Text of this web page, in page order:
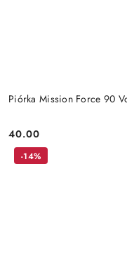
Piórka Mission Force 90
Cena:
40.00
-14%